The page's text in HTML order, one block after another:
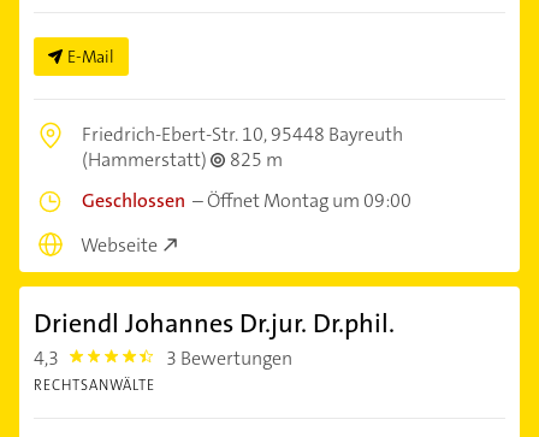
E-Mail
Friedrich-Ebert-Str. 10,95448 Bayreuth
(Hammerstatt)
825 m
Geschlossen –Öffnet Montag um 09:00
Webseite
Driendl Johannes Dr.jur. Dr.phil.
4,3 4.3 3 Bewertungen
RECHTSANWÄLTE